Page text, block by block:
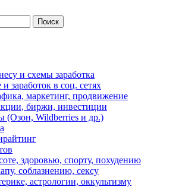
Поиск
и схемы заработка
заработок в соц. сетях
маркетинг, продвижение
биржи, инвестиции
(Озон, Wildberries и др.)
здоровью, спорту, похудению
соблазнению, сексу
астрологии, оккультизму